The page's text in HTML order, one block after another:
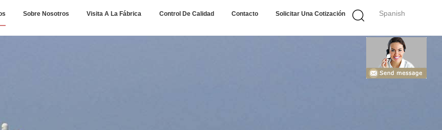
Spanish
Sobre Nosotros Visita A La Fábrica Control De Calidad Contacto Solicitar Una Cotización